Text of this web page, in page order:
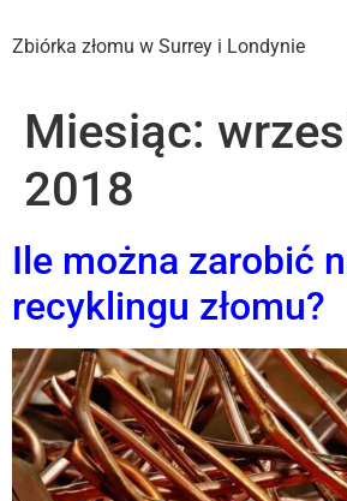
Zbiórka złomu w Surrey i Londynie
Miesiąc:
2018
Ile można zarobić
recyklingu złomu?